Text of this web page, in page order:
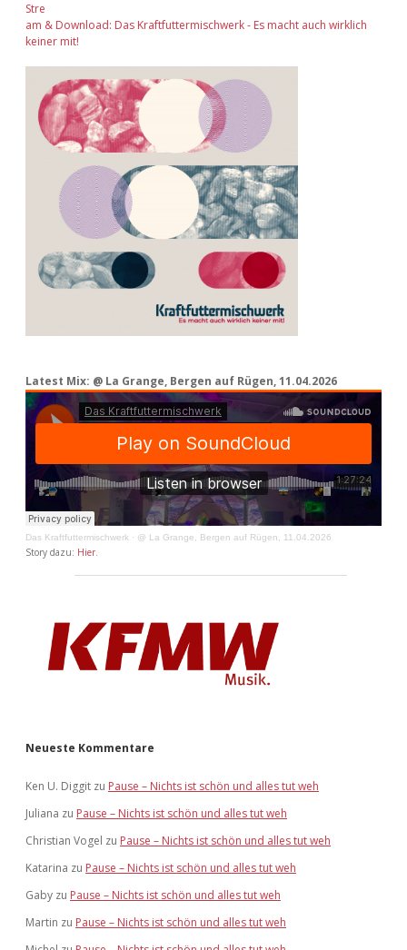
Stre
am & Download: Das Kraftfuttermischwerk - Es macht auch wirklich
keiner mit!
Latest Mix: @ La Grange, Bergen auf Rügen, 11.04.2026
Das Kraftfuttermischwerk · @ La Grange, Bergen auf Rügen, 11.04.2026
Story dazu: Hier.
Neueste Kommentare
Ken U. Diggit zu Pause – Nichts ist schön und alles tut weh
Juliana zu Pause – Nichts ist schön und alles tut weh
Christian Vogel zu Pause – Nichts ist schön und alles tut weh
Katarina zu Pause – Nichts ist schön und alles tut weh
Gaby zu Pause – Nichts ist schön und alles tut weh
Martin zu Pause – Nichts ist schön und alles tut weh